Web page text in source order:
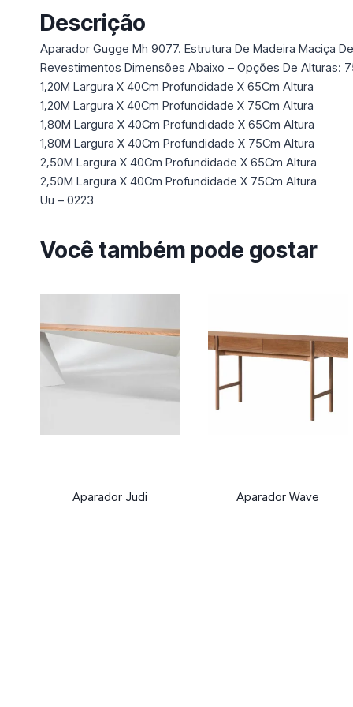
Descrição
Aparador Gugge Mh 9077. Estrutura De Madeira Maciça
Revestimentos Dimensões Abaixo – Opções De Alturas:
1,20M Largura X 40Cm Profundidade X 65Cm Altura
1,20M Largura X 40Cm Profundidade X 75Cm Altura
1,80M Largura X 40Cm Profundidade X 65Cm Altura
1,80M Largura X 40Cm Profundidade X 75Cm Altura
2,50M Largura X 40Cm Profundidade X 65Cm Altura
2,50M Largura X 40Cm Profundidade X 75Cm Altura
Uu – 0223
Você também pode gostar
Aparador Judi Aparador Wave